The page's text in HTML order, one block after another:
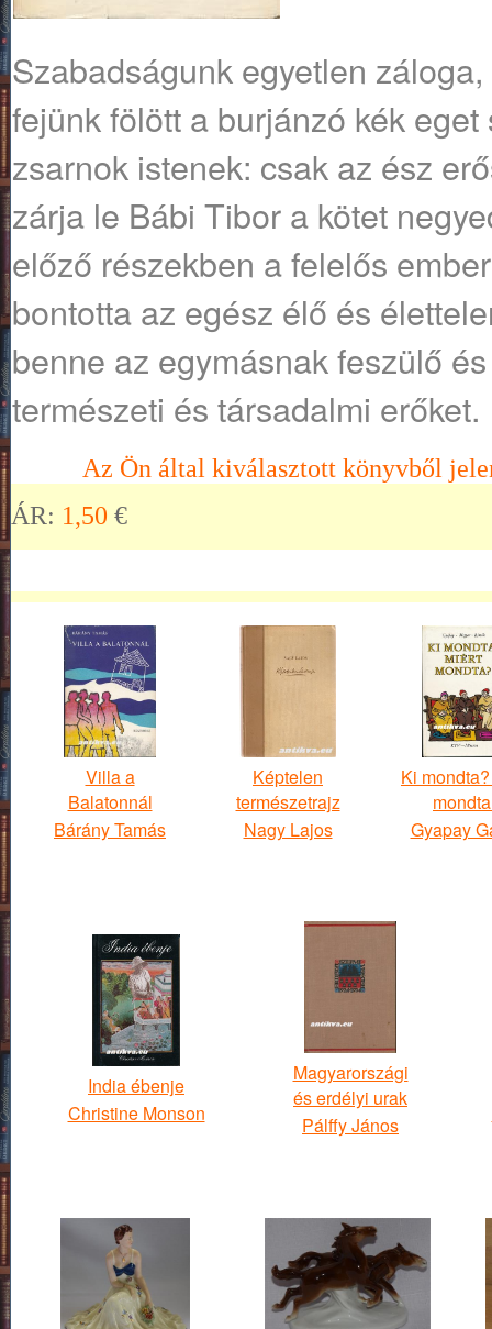
Szabadságunk egyetlen
fejünk fölött a burjánzó kék
zsarnok istenek: csak az ész
zárja le Bábi Tibor a kötet
előző részekben a felelős
bontotta az egész élő és
benne az egymásnak feszülő
természeti és társadalmi erőket.
Az Ön által kiválasztott könyvből
ÁR: 1,50 €
Villa a
Balatonnál
Bárány Tamás
Képtelen
természetrajz
Nagy Lajos
Ki
Gyapay
India ébenje
Christine Monson
Magyarországi
és erdélyi urak
Pálffy János